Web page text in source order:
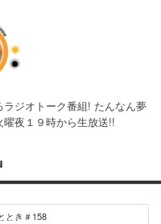
ジオトーク番組! たんなん夢
曜夜１９時から生放送!!
とき＃158